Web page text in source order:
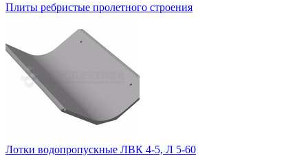
Плиты ребристые пролетного строения
Лотки водопропускные ЛВК 4-5, Л 5-60